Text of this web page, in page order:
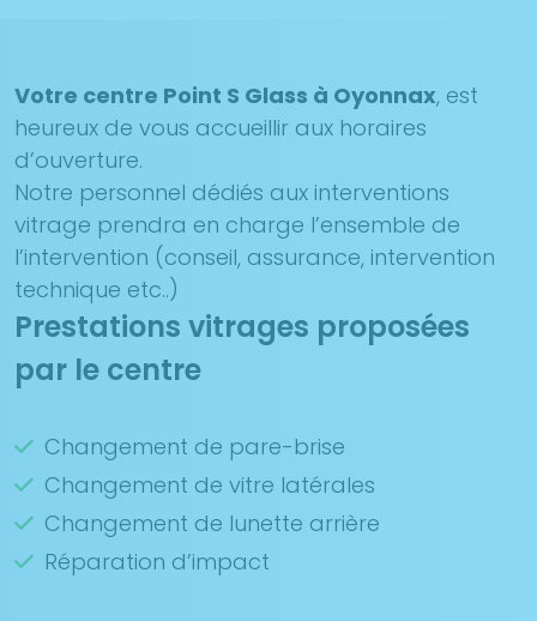
Votre centre Point S Glass à Oyonnax, est
heureux de vous accueillir aux horaires
d’ouverture.
Notre personnel dédiés aux interventions
vitrage prendra en charge l’ensemble de
l’intervention (conseil, assurance, intervention
technique etc..)
Prestations vitrages proposées
par le centre
Changement de pare-brise
Changement de vitre latérales
Changement de lunette arrière
Réparation d’impact